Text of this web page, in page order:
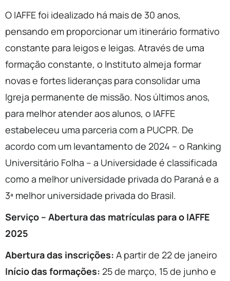
O IAFFE foi idealizado há mais de 30 anos,
pensando em proporcionar um itinerário formativo
constante para leigos e leigas. Através de uma
formação constante, o Instituto almeja formar
novas e fortes lideranças para consolidar uma
Igreja permanente de missão. Nos últimos anos,
para melhor atender aos alunos, o IAFFE
estabeleceu uma parceria com a PUCPR. De
acordo com um levantamento de 2024 – o Ranking
Universitário Folha – a Universidade é classificada
como a melhor universidade privada do Paraná e a
3ª melhor universidade privada do Brasil.
Serviço – Abertura das matrículas para o IAFFE
2025
Abertura das inscrições: A partir de 22 de janeiro
Início das formações: 25 de março, 15 de junho e